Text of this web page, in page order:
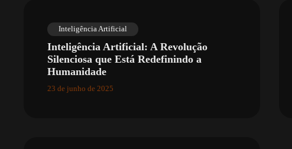
Inteligência Artificial
Inteligência Artificial: A Revolução
Silenciosa que Está Redefinindo a
Humanidade
23 de junho de 2025